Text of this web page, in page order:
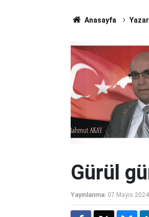
Anasayfa
Gürül
Yayınlanma: 07 Mayıs